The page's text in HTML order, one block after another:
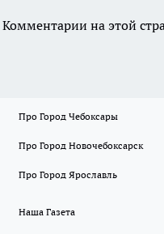
Комментарии на этой
Про Город Чебоксары
Про Город Новочебоксарск
Про Город Ярославль
Наша Газета